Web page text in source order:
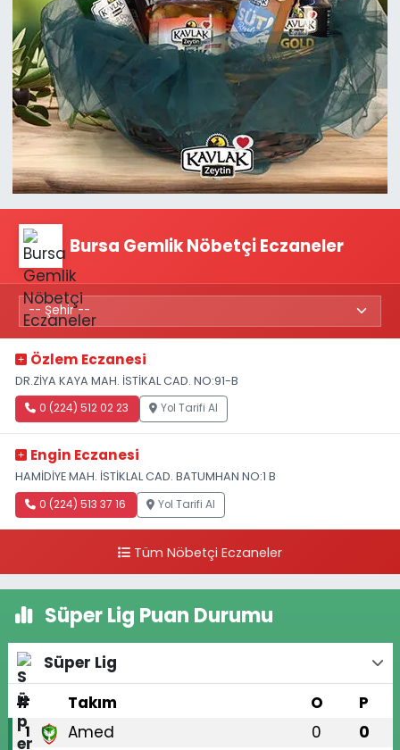
Bursa Gemlik Nöbetçi Eczaneler
Özlem Eczanesi
DR.ZİYA KAYA MAH. İSTİKAL CAD. NO:91-B
0 (224) 512 02 23 Yol Tarifi Al
Engin Eczanesi
HAMİDİYE MAH. İSTİKLAL CAD. BATUMHAN NO:1 B
0 (224) 513 37 16 Yol Tarifi Al
Tüm Nöbetçi Eczaneler
Süper Lig Puan Durumu
Süper Lig
#
Takım O P
1 Amed 0 0